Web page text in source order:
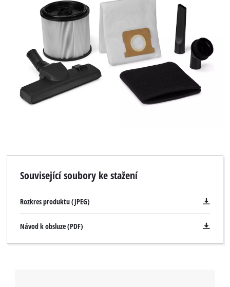
Související soubory ke stažení
Rozkres produktu (JPEG)
Návod k obsluze (PDF)